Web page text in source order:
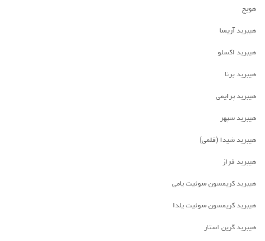
هویج
هیبرید آریسا
هیبرید اکسلو
هیبرید برنا
هیبرید پرایمی
هیبرید سپهر
هیبرید شیدا (قلمی)
هیبرید فراز
هیبرید کریمسون سوئیت یامی
هیبرید کریمسون سوئیت یلدا
هیبرید گرین استار